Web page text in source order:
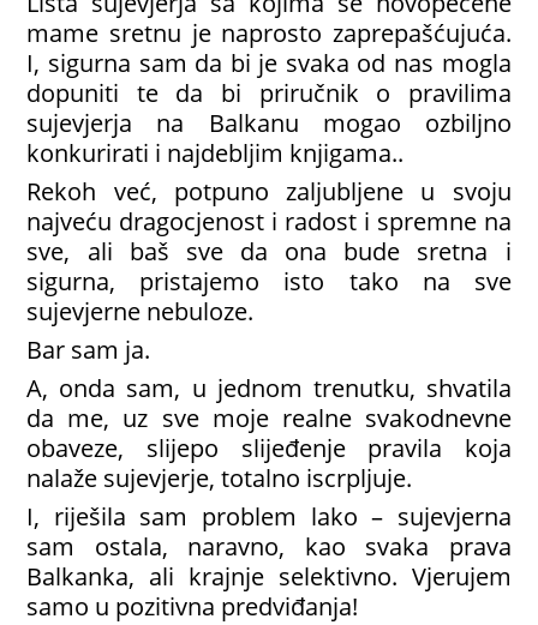
mame sretnu je naprosto zaprepašćujuća.
I, sigurna sam da bi je svaka od nas mogla
dopuniti te da bi priručnik o pravilima
sujevjerja na Balkanu mogao ozbiljno
konkurirati i najdebljim knjigama..
Rekoh već, potpuno zaljubljene u svoju
najveću dragocjenost i radost i spremne na
sve, ali baš sve da ona bude sretna i
sigurna, pristajemo isto tako na sve
sujevjerne nebuloze.
Bar sam ja.
A, onda sam, u jednom trenutku, shvatila
da me, uz sve moje realne svakodnevne
obaveze, slijepo slijeđenje pravila koja
nalaže sujevjerje, totalno iscrpljuje.
I, riješila sam problem lako – sujevjerna
sam ostala, naravno, kao svaka prava
Balkanka, ali krajnje selektivno. Vjerujem
samo u pozitivna predviđanja!